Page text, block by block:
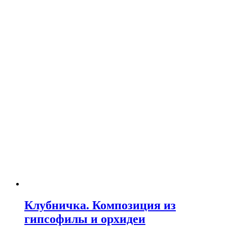
Клубничка. Композиция из
гипсофилы и орхидеи